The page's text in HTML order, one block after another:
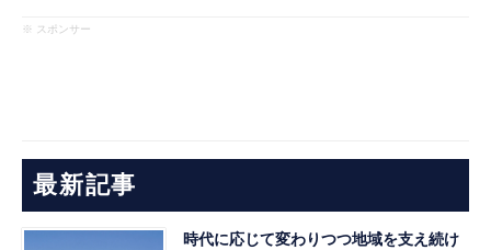
※ スポンサー
最新記事
時代に応じて変わりつつ地域を支え続け